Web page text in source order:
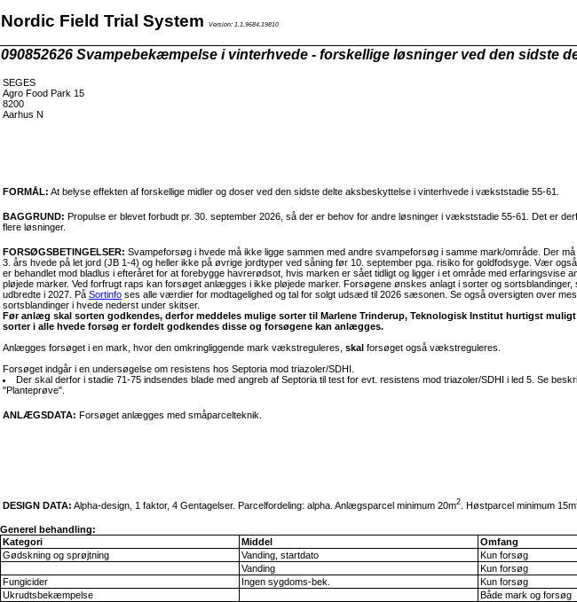
Nordic Field Trial System Version: 1.1.9684.19810
090852626 Svampebekæmpelse i vinterhvede - forskellige løsninger ved den sidste
SEGES
Agro Food Park 15
8200
Aarhus N
FORMÅL: At belyse effekten af forskellige midler og doser ved den sidste delte aksbeskyttelse i vinterhvede i vækststadie 55-61.
BAGGRUND: Propulse er blevet forbudt pr. 30. september 2026, så der er behov for andre løsninger i vækststadie 55-61. Det er
flere løsninger.
FORSØGSBETINGELSER: Svampeforsøg i hvede må ikke ligge sammen med andre svampeforsøg i samme mark/område. Der
3. års hvede på let jord (JB 1-4) og heller ikke på øvrige jordtyper ved såning før 10. september pga. risiko for goldfodsyge. Vær
er behandlet mod bladlus i efteråret for at forebygge havrerødsot, hvis marken er sået tidligt og ligger i et område med erfaringsvise
pløjede marker. Ved forfrugt raps kan forsøget anlægges i ikke pløjede marker. Forsøgene ønskes anlagt i sorter og sortsblandinger,
udbredte i 2027. På Sortinfo ses alle værdier for modtagelighed og tal for solgt udsæd til 2026 sæsonen. Se også oversigten over
sortsblandinger i hvede nederst under skitser.
Før anlæg skal sorten godkendes, derfor meddeles mulige sorter til Marlene Trinderup, Teknologisk Institut hurtigst
sorter i alle hvede forsøg er fordelt godkendes disse og forsøgene kan anlægges.
Anlægges forsøget i en mark, hvor den omkringliggende mark vækstreguleres, skal forsøget også vækstreguleres.
Forsøget indgår i en undersøgelse om resistens hos Septoria mod triazoler/SDHI.
Der skal derfor i stadie 71-75 indsendes blade med angreb af Septoria til test for evt. resistens mod triazoler/SDHI i led 5. Se
"Planteprøve".
ANLÆGSDATA: Forsøget anlægges med småparcelteknik.
DESIGN DATA: Alpha-design, 1 faktor, 4 Gentagelser. Parcelfordeling: alpha. Anlægsparcel minimum 20m2 . Høstparcel minimum 15m
Generel behandling:
Kategori
Middel Omfang
Gødskning og sprøjtning
Vanding, startdato
Kun forsøg
Vanding
Kun forsøg
Fungicider
Ingen sygdoms-bek.
Kun forsøg
Ukrudtsbekæmpelse
Både mark og forsøg